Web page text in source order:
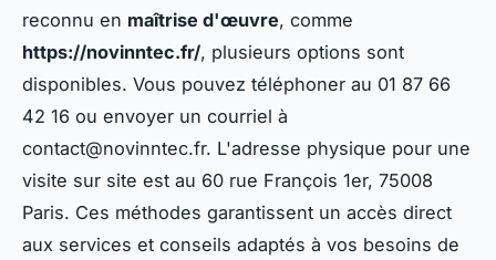
reconnu en maîtrise d'œuvre, comme
https://novinntec.fr/, plusieurs options sont
disponibles. Vous pouvez téléphoner au 01 87 66
42 16 ou envoyer un courriel à
contact@novinntec.fr. L'adresse physique pour une
visite sur site est au 60 rue François 1er, 75008
Paris. Ces méthodes garantissent un accès direct
aux services et conseils adaptés à vos besoins de